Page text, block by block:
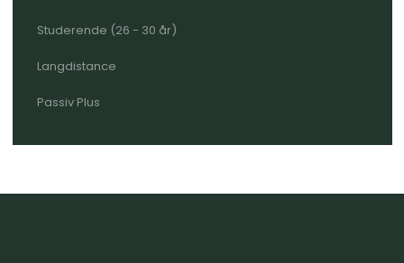
Studerende (26 - 30 år)
Langdistance
Passiv Plus